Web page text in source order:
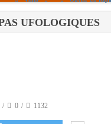
Paris
UFOLOGIQUES
0 1132